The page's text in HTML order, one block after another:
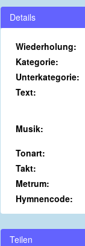
Details
Wiederholung:
Kategorie:
Unterkategorie:
Text:
Musik:
Tonart:
Takt:
Metrum:
Hymnencode:
Teilen